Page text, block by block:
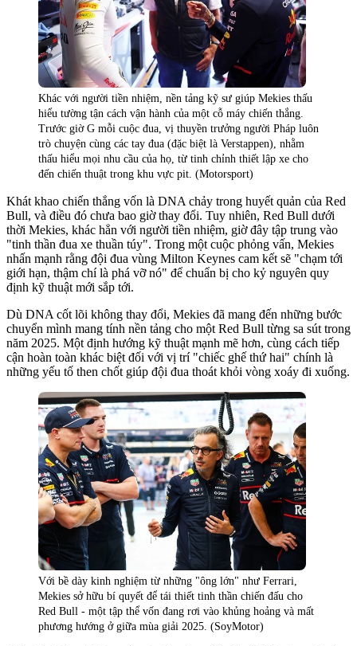
Khác với người tiền nhiệm, nền tảng kỹ sư giúp Mekies thấu
hiểu tường tận cách vận hành của một cỗ máy chiến thắng.
Trước giờ G mỗi cuộc đua, vị thuyền trưởng người Pháp luôn
trò chuyện cùng các tay đua (đặc biệt là Verstappen), nhằm
thấu hiểu mọi nhu cầu của họ, từ tinh chỉnh thiết lập xe cho
đến chiến thuật trong khu vực pit. (Motorsport)
Khát khao chiến thắng vốn là DNA chảy trong huyết quản của Red
Bull, và điều đó chưa bao giờ thay đổi. Tuy nhiên, Red Bull dưới
thời Mekies, khác hẳn với người tiền nhiệm, giờ đây tập trung vào
"tinh thần đua xe thuần túy". Trong một cuộc phỏng vấn, Mekies
nhấn mạnh rằng đội đua vùng Milton Keynes cam kết sẽ "chạm tới
giới hạn, thậm chí là phá vỡ nó" để chuẩn bị cho kỷ nguyên quy
định kỹ thuật mới sắp tới.
Dù DNA cốt lõi không thay đổi, Mekies đã mang đến những bước
chuyển mình mang tính nền tảng cho một Red Bull từng sa sút trong
năm 2025. Một định hướng kỹ thuật mạnh mẽ hơn, cùng cách tiếp
cận hoàn toàn khác biệt đối với vị trí "chiếc ghế thứ hai" chính là
những yếu tố then chốt giúp đội đua thoát khỏi vòng xoáy đi xuống.
Với bề dày kinh nghiệm từ những "ông lớn" như Ferrari,
Mekies sở hữu bí quyết để tái thiết tinh thần chiến đấu cho
Red Bull - một tập thể vốn đang rơi vào khủng hoảng và mất
phương hướng ở giữa mùa giải 2025. (SoyMotor)